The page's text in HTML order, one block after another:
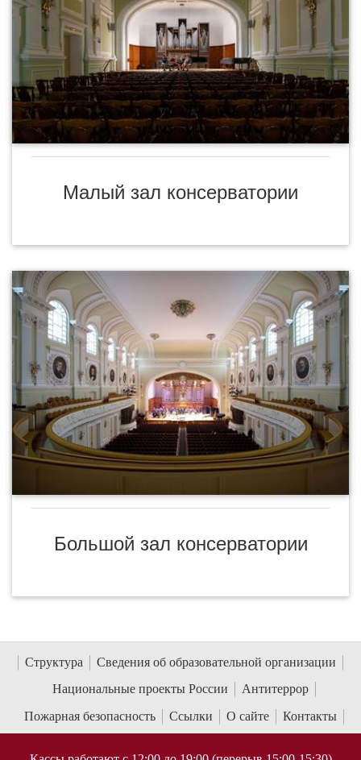
Малый зал консерватории
Большой зал консерватории
Структура
Сведения об образовательной организации
Национальные проекты России
Антитеррор
Пожарная безопасность
Ссылки О сайте Контакты
Кассы работают с 12:00 до 19:00 (перерыв 15:00-15:30)